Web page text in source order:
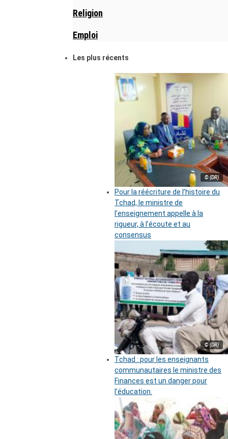
Religion
Emploi
Les plus récents
© (DR)
Pour la réécriture de l’histoire du
Tchad, le ministre de
l’enseignement appelle à la
rigueur, à l’écoute et au
consensus
© (DR)
Tchad : pour les enseignants
communautaires le ministre des
Finances est un danger pour
l’éducation.